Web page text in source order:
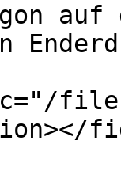
auf
files/